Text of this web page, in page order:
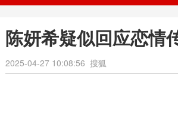
陈妍希疑似回应恋情
2025-04-27 10:08:56 搜狐